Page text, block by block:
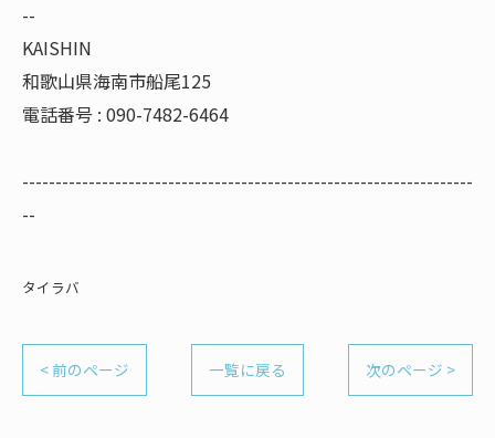
--
KAISHIN
和歌山県海南市船尾125
電話番号 : 090-7482-6464
--------------------------------------------------------------------
--
タイラバ
< 前のページ 一覧に戻る 次のページ >